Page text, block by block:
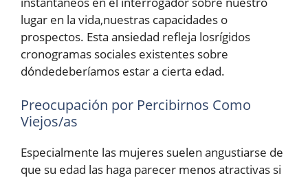
lugar en la vida,nuestras capacidades o
prospectos. Esta ansiedad refleja losrígidos
cronogramas sociales existentes sobre
dóndedeberíamos estar a cierta edad.
Preocupación por Percibirnos Como
Viejos/as
Especialmente las mujeres suelen angustiarse de
que su edad las haga parecer menos atractivas si